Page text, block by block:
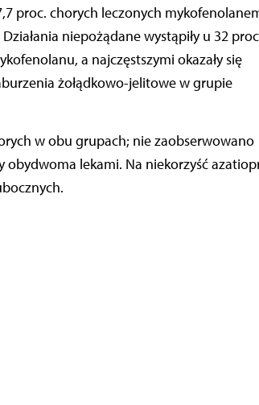
proc. chorych leczonych
niepożądane wystąpiły u 32
a najczęstszymi okazały się
żołądkowo-jelitowe w grupie
w obu grupach; nie zaobserwowano
lekami. Na niekorzyść